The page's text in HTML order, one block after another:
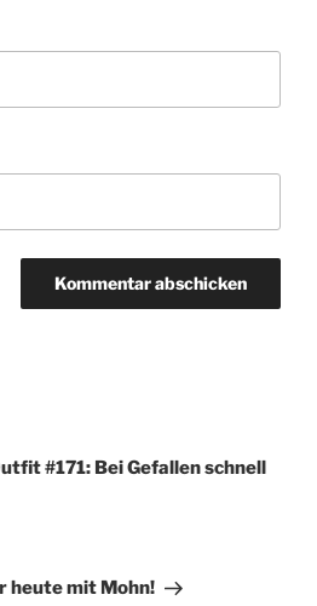
#171: Bei Gefallen schnell
heute mit Mohn!